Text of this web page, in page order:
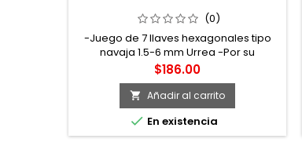
MÉTRICAS 1.5 A 6 MM ESTUCHE
METÁLICO 7 PZ URREA
(0)
-Juego de 7 llaves hexagonales tipo
navaja 1.5-6 mm Urrea -Por su
exclusivo diseño permite una gran
versatilidad al contar con las medidas
necesarias en un solo juego; además
que su robusto diseño le permitirá
aplicar torques que nunca imaginó. -
Forjadas con acero 8650 "Premium" y
Precio
$186.00
 Añadir al carrito
 En existencia